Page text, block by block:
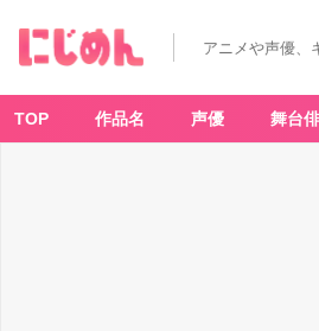
アニメや声優、
TOP 作品名 声優 舞台